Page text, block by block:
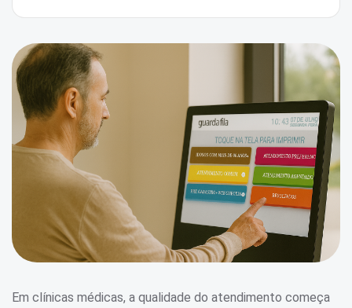
Em clínicas médicas, a qualidade do atendimento começa